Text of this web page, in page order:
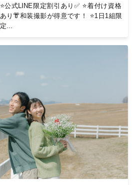
⭐️公式LINE限定割引あり✅ ⭐️着付け資格
あり👘和装撮影が得意です！ ⭐️1日1組限
定...